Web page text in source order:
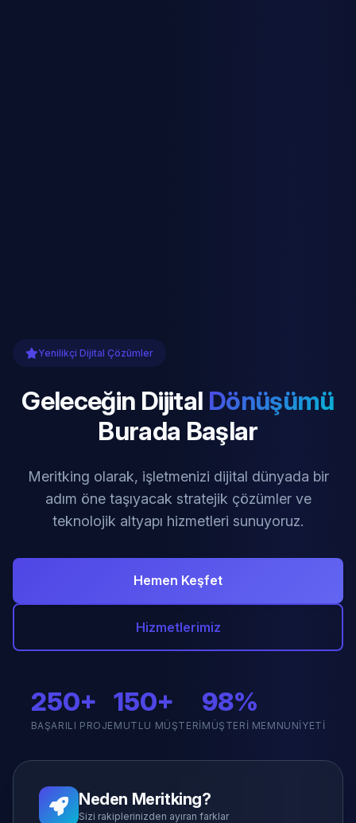
Yenilikçi Dijital Çözümler
Geleceğin Dijital Dönüşümü
Burada Başlar
Meritking olarak, işletmenizi dijital dünyada bir
adım öne taşıyacak stratejik çözümler ve
teknolojik altyapı hizmetleri sunuyoruz.
Hemen Keşfet
Hizmetlerimiz
250+
BAŞARILI PROJE
150+
MUTLU MÜŞTERI
98%
MÜŞTERI MEMNUNIYETI
Neden Meritking?
Sizi rakiplerinizden ayıran farklar